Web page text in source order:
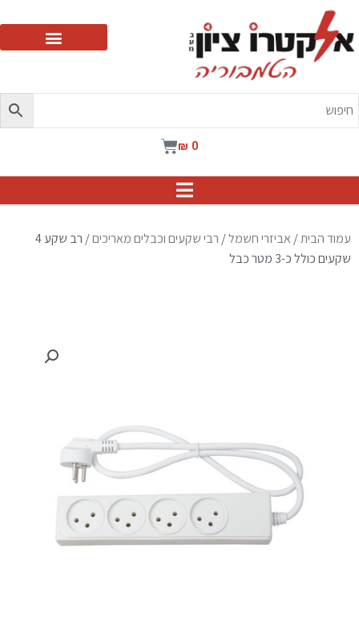
₪ 0
עגלת
עמוד הבית/ אביזרי חשמל/ רבי שקעים וכבלים מאריכים
/ רב שקע 4
שקעים כולל כ-3 מטר כבל